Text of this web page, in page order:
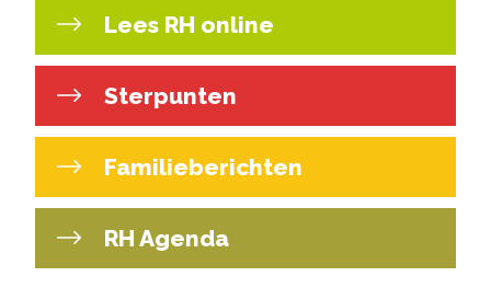
Lees RH online
Sterpunten
Familieberichten
RH Agenda